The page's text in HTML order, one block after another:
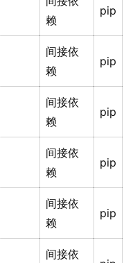
赖
pip
间接依
赖
pip
间接依
赖
pip
间接依
赖
pip
间接依
赖
pip
间接依